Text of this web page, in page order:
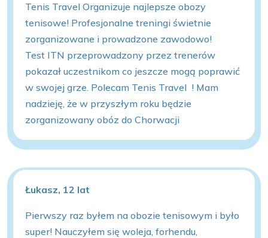
Tenis Travel Organizuje najlepsze obozy
tenisowe! Profesjonalne treningi świetnie
zorganizowane i prowadzone zawodowo!
Test ITN przeprowadzony przez trenerów
pokazał uczestnikom co jeszcze mogą poprawić
w swojej grze. Polecam Tenis Travel ! Mam
nadzieję, że w przyszłym roku będzie
zorganizowany obóz do Chorwacji
Łukasz, 12 lat
Pierwszy raz byłem na obozie tenisowym i było
super! Nauczyłem się woleja, forhendu,